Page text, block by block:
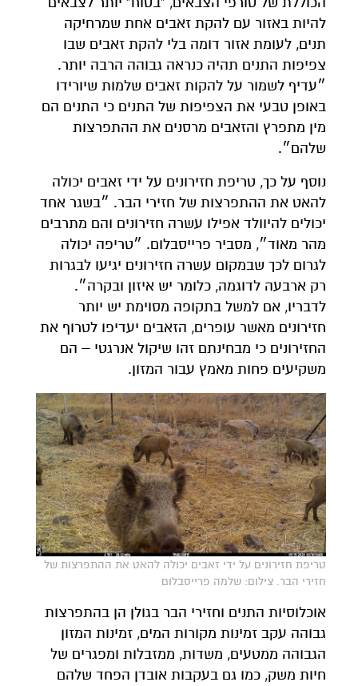
להיות באזור עם להקת זאבים אחת שמרחיקה
תנים, לעומת אזור דומה בלי להקת זאבים שבו
צפיפות התנים תהיה כנראה גבוהה הרבה יותר.
״עדיף לשמור על להקות זאבים שלמות שיורידו
באופן טבעי את הצפיפות של התנים כי התנים הם
מין מתפרץ והזאבים מרסנים את ההתפרצות
שלהם״.
נוסף על כך, טריפת חזירונים על ידי זאבים יכולה
להאט את ההתפרצות של חזירי הבר. ״בשגר אחד
יכולים להיוולד אפילו עשרה חזירונים והם מתרבים
מהר מאוד״, מסביר פרייסבלום. ״טריפה יכולה
לגרום לכך שבמקום עשרה חזירונים יגיעו לבגרות
רק ארבעה לדוגמה, כלומר יש איזון ובקרה״.
לדבריו, אם למשל בתקופה מסוימת יש יותר
חזירונים מאשר עופרים, הזאבים יעדיפו לטרוף את
החזירונים כי מבחינתם זהו שיקול אנרגטי – הם
משקיעים פחות מאמץ עבור המזון.
טריפת חזירונים על ידי זאבים יכולה להאט את ההתפרצות של
חזירי הבר. צילום: שלמה פרייסבלום
אוכלוסיות התנים וחזירי הבר בגולן הן בהתפרצות
גבוהה עקב זמינות מקורות המים, זמינות המזון
הגבוהה ממטעים, משדות, ממזבלות ומפגרים של
חיות משק, כמו גם בעקבות אובדן הפחד שלהם